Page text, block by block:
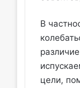
В
цели,